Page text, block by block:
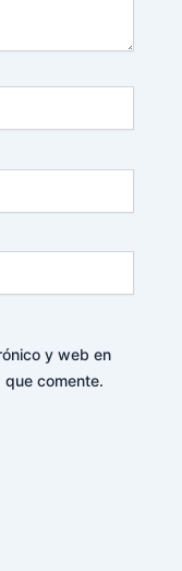
y web en
comente.